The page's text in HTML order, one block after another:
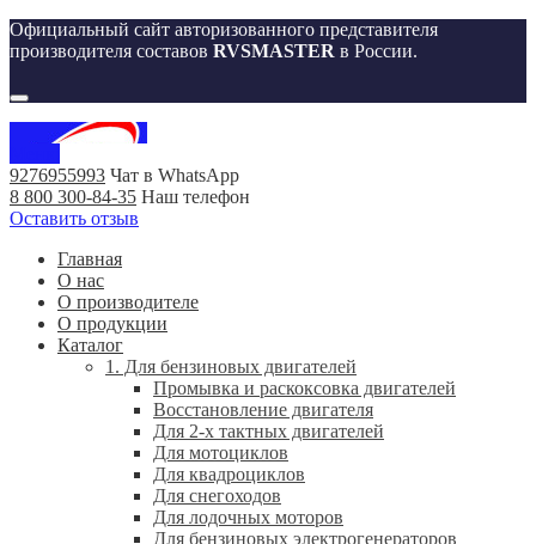
Официальный сайт авторизованного представителя
производителя составов RVSMASTER в России.
9276955993 Чат в WhatsApp
8 800 300-84-35 Наш телефон
Оставить отзыв
Главная
О нас
О производителе
О продукции
Каталог
1. Для бензиновых двигателей
Промывка и раскоксовка двигателей
Восстановление двигателя
Для 2-х тактных двигателей
Для мотоциклов
Для квадроциклов
Для снегоходов
Для лодочных моторов
Для бензиновых электрогенераторов